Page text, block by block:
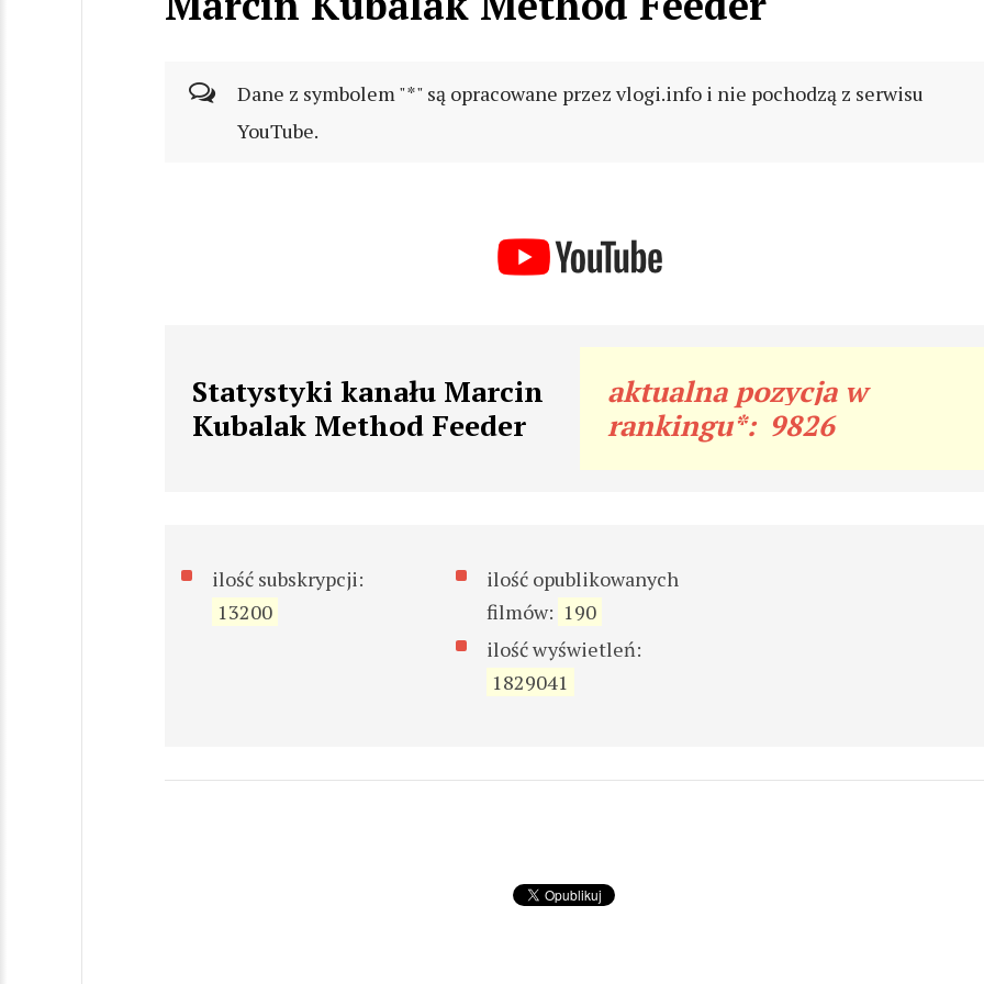
Dane z symbolem "*" są opracowane przez vlogi.info i nie pochodzą z serwisu
YouTube.
Statystyki kanału Marcin
Kubalak Method Feeder
aktualna pozycja w
rankingu*: 9826
ilość subskrypcji:
13200
ilość opublikowanych
filmów: 190
ilość wyświetleń:
1829041